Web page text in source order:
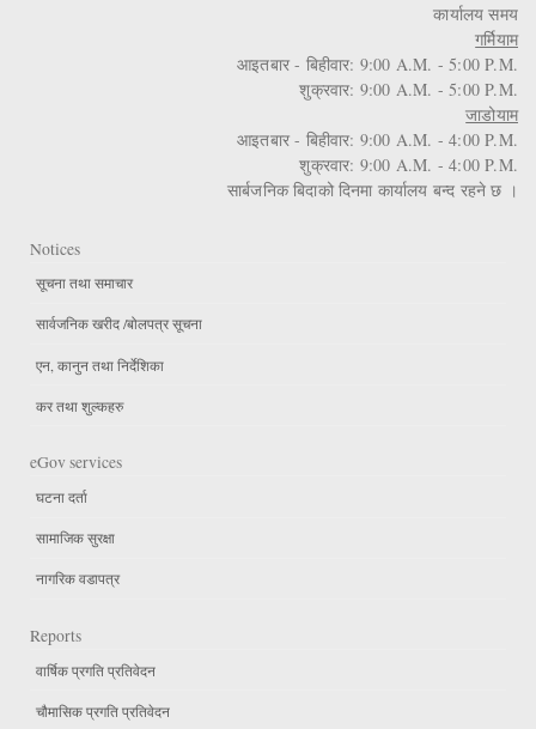
कार्यालय समय
गर्मियाम
आइतबार - बिहीवार: 9:00 A.M. - 5:00 P.M.
शुक्रवार: 9:00 A.M. - 5:00 P.M.
जाडोयाम
आइतबार - बिहीवार: 9:00 A.M. - 4:00 P.M.
शुक्रवार: 9:00 A.M. - 4:00 P.M.
सार्बजनिक बिदाको दिनमा कार्यालय बन्द रहने छ ।
Notices
सूचना तथा समाचार
सार्वजनिक खरीद /बोलपत्र सूचना
एन, कानुन तथा निर्देशिका
कर तथा शुल्कहरु
eGov services
घटना दर्ता
सामाजिक सुरक्षा
नागरिक वडापत्र
Reports
वार्षिक प्रगति प्रतिवेदन
चौमासिक प्रगति प्रतिवेदन